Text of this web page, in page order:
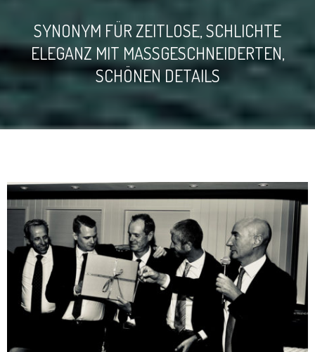
SYNONYM FÜR ZEITLOSE, SCHLICHTE
ELEGANZ MIT MASSGESCHNEIDERTEN, S
CHÖNEN DETAILS